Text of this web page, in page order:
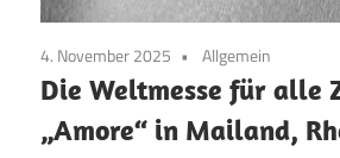
4. November 2025 Allgemein
Die Weltmesse für alle
„Amore“ in Mailand,